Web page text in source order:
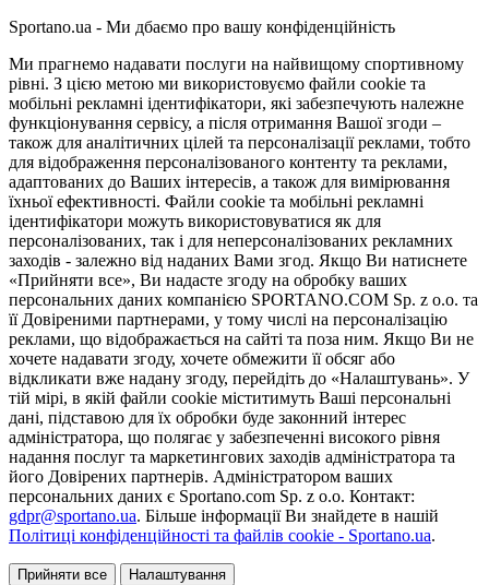
Sportano.ua - Ми дбаємо про вашу конфіденційність
Ми прагнемо надавати послуги на найвищому спортивному
рівні. З цією метою ми використовуємо файли cookie та
мобільні рекламні ідентифікатори, які забезпечують належне
функціонування сервісу, а після отримання Вашої згоди –
також для аналітичних цілей та персоналізації реклами, тобто
для відображення персоналізованого контенту та реклами,
адаптованих до Ваших інтересів, а також для вимірювання
їхньої ефективності. Файли cookie та мобільні рекламні
ідентифікатори можуть використовуватися як для
персоналізованих, так і для неперсоналізованих рекламних
заходів - залежно від наданих Вами згод. Якщо Ви натиснете
«Прийняти все», Ви надасте згоду на обробку ваших
персональних даних компанією SPORTANO.COM Sp. z o.o. та
її Довіреними партнерами, у тому числі на персоналізацію
реклами, що відображається на сайті та поза ним. Якщо Ви не
хочете надавати згоду, хочете обмежити її обсяг або
відкликати вже надану згоду, перейдіть до «Налаштувань». У
тій мірі, в якій файли cookie міститимуть Ваші персональні
дані, підставою для їх обробки буде законний інтерес
адміністратора, що полягає у забезпеченні високого рівня
надання послуг та маркетингових заходів адміністратора та
його Довірених партнерів. Адміністратором ваших
персональних даних є Sportano.com Sp. z o.o. Контакт:
gdpr@sportano.ua. Більше інформації Ви знайдете в нашій
Політиці конфіденційності та файлів cookie - Sportano.ua.
Прийняти все Налаштування